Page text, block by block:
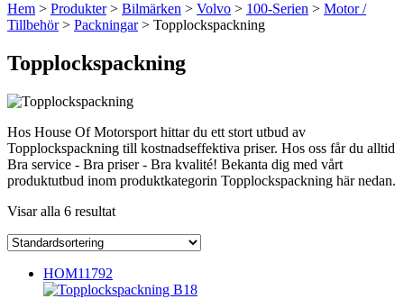
Hem > Produkter> Bilmärken > Volvo > 100-Serien > Motor /
Tillbehör> Packningar> Topplockspackning
Topplockspackning
Hos House Of Motorsport hittar du ett stort utbud av
Topplockspackning till kostnadseffektiva priser. Hos oss får du alltid
Bra service - Bra priser - Bra kvalité! Bekanta dig med vårt
produktutbud inom produktkategorin Topplockspackning här nedan.
Visar alla 6 resultat
HOM11792